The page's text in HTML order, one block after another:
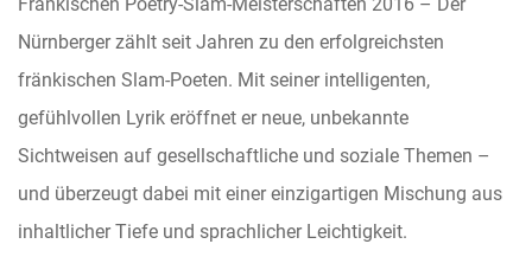
Nürnberger zählt seit Jahren zu den erfolgreichsten
fränkischen Slam-Poeten. Mit seiner intelligenten,
gefühlvollen Lyrik eröffnet er neue, unbekannte
Sichtweisen auf gesellschaftliche und soziale Themen –
und überzeugt dabei mit einer einzigartigen Mischung aus
inhaltlicher Tiefe und sprachlicher Leichtigkeit.